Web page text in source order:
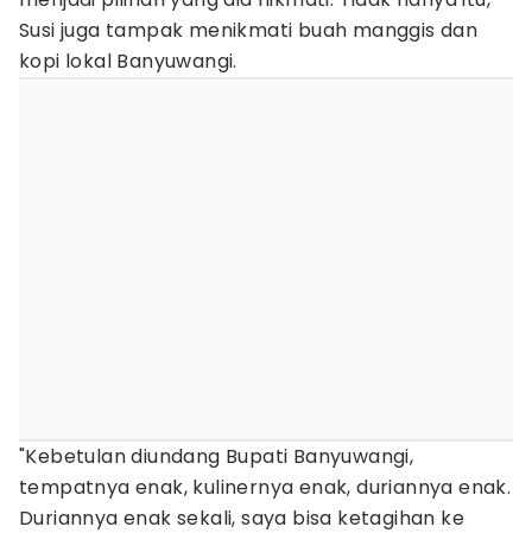
Susi juga tampak menikmati buah manggis dan
kopi lokal Banyuwangi.
"Kebetulan diundang Bupati Banyuwangi,
tempatnya enak, kulinernya enak, duriannya enak.
Duriannya enak sekali, saya bisa ketagihan ke